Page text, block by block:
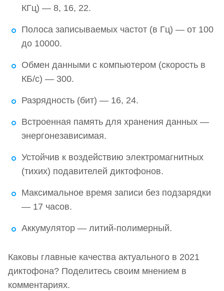
КГц) — 8, 16, 22.
Полоса записываемых частот (в Гц) — от 100
до 10000.
Обмен данными с компьютером (скорость в
КБ/с) — 300.
Разрядность (бит) — 16, 24.
Встроенная память для хранения данных —
энергонезависимая.
Устойчив к воздействию электромагнитных
(тихих) подавителей диктофонов.
Максимальное время записи без подзарядки
— 17 часов.
Аккумулятор — литий-полимерный.
Каковы главные качества актуального в 2021
диктофона? Поделитесь своим мнением в
комментариях.